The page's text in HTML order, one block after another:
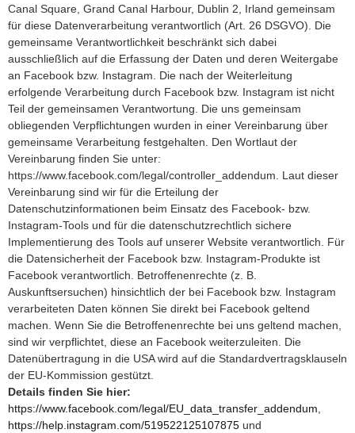
Canal Square, Grand Canal Harbour, Dublin 2, Irland gemeinsam
für diese Datenverarbeitung verantwortlich (Art. 26 DSGVO). Die
gemeinsame Verantwortlichkeit beschränkt sich dabei
ausschließlich auf die Erfassung der Daten und deren Weitergabe
an Facebook bzw. Instagram. Die nach der Weiterleitung
erfolgende Verarbeitung durch Facebook bzw. Instagram ist nicht
Teil der gemeinsamen Verantwortung. Die uns gemeinsam
obliegenden Verpflichtungen wurden in einer Vereinbarung über
gemeinsame Verarbeitung festgehalten. Den Wortlaut der
Vereinbarung finden Sie unter:
https://www.facebook.com/legal/controller_addendum. Laut dieser
Vereinbarung sind wir für die Erteilung der
Datenschutzinformationen beim Einsatz des Facebook- bzw.
Instagram-Tools und für die datenschutzrechtlich sichere
Implementierung des Tools auf unserer Website verantwortlich. Für
die Datensicherheit der Facebook bzw. Instagram-Produkte ist
Facebook verantwortlich. Betroffenenrechte (z. B.
Auskunftsersuchen) hinsichtlich der bei Facebook bzw. Instagram
verarbeiteten Daten können Sie direkt bei Facebook geltend
machen. Wenn Sie die Betroffenenrechte bei uns geltend machen,
sind wir verpflichtet, diese an Facebook weiterzuleiten. Die
Datenübertragung in die USA wird auf die Standardvertragsklauseln
der EU-Kommission gestützt.
Details finden Sie hier:
https://www.facebook.com/legal/EU_data_transfer_addendum
https://help.instagram.com/519522125107875 und